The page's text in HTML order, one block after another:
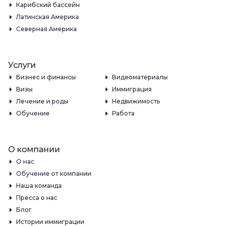
Карибский бассейн
Латинская Америка
Северная Америка
Услуги
Бизнес и финансы
Видеоматериалы
Визы
Иммиграция
Лечение и роды
Недвижимость
Обучение
Работа
О компании
О нас
Обучение от компании
Наша команда
Пресса о нас
Блог
Истории иммиграции